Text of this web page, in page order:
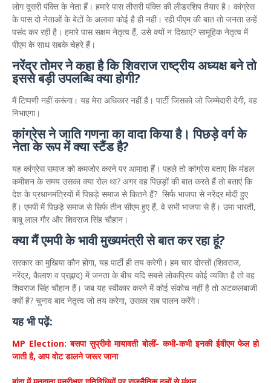
लोग दूसरी पंक्ति के नेता हैं। हमारे पास तीसरी पंक्ति की लीडरशिप तैयार है। कांग्रेस
के पास दो नेताओं के बेटों के अलावा कोई है ही नहीं। रही पीएम की बात तो जनता उन्हें
पसंद कर रही है। हमारे पास सक्षम नेतृत्व हैं, उसे क्यों न दिखाएं? सामूहिक नेतृत्व में
पीएम के साथ सबके चेहरे हैं।
नरेंद्र तोमर ने कहा है कि शिवराज राष्ट्रीय अध्यक्ष बने तो
इससे बड़ी उपलब्धि क्या होगी?
मैं टिप्पणी नहीं करूंगा। यह मेरा अधिकार नहीं है। पार्टी जिसको जो जिम्मेदारी देगी, वह
निभाएगा।
कांग्रेस ने जाति गणना का वादा किया है। पिछड़े वर्ग के
नेता के रूप में क्या स्टैंड है?
यह कांग्रेस समाज को कमजोर करने पर आमादा हैं। पहले तो कांग्रेस बताए कि मंडल
कमीशन के समय उसका क्या रोल था? अगर वह पिछड़ों की बात करते हैं तो बताएं कि
देश के प्रधानमंत्रियों में पिछड़े समाज से कितने हैं? सिर्फ भाजपा से नरेंद्र मोदी हुए
हैं। एमपी में पिछड़े समाज से सिर्फ तीन सीएम हुए हैं, वे सभी भाजपा से हैं। उमा भारती,
बाबू लाल गौर और शिवराज सिंह चौहान।
क्या मैं एमपी के भावी मुख्यमंत्री से बात कर रहा हूं?
सरकार का मुखिया कौन होगा, यह पार्टी ही तय करेगी। हम चार दोस्तों (शिवराज,
नरेंद्र, कैलाश व प्रह्लाद) में जनता के बीच यदि सबसे लोकप्रिय कोई व्यक्ति है तो वह
शिवराज सिंह चौहान हैं। जब यह स्वीकार करने में कोई संकोच नहीं है तो अटकलबाजी
क्यों है? चुनाव बाद नेतृत्व जो तय करेगा, उसका सब पालन करेंगे।
यह भी पढ़ें:
MP Election: बसपा सुप्रीमो मायावती बोलीं- कभी-कभी इनकी ईवीएम फेल हो
जाती है, आप वोट डालने जरूर जाना